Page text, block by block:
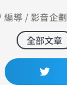
編導 / 影音企
全部文章